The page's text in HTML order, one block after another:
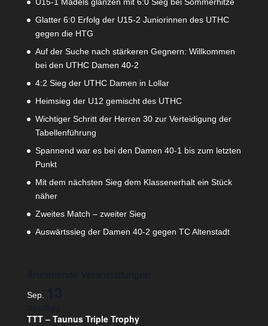
Glatter 6:0 Erfolg der U15-2 Juniorinnen des UTHC
gegen die HTG
Auf der Suche nach stärkeren Gegnern: Willkommen
bei den UTHC Damen 40-2
4:2 Sieg der UTHC Damen in Lollar
Heimsieg der U12 gemischt des UTHC
Wichtiger Schritt der Herren 30 zur Verteidigung der
Tabellenführung
Spannend war es bei den Damen 40-1 bis zum letzten
Punkt
Mit dem nächsten Sieg dem Klassenerhalt ein Stück
näher
Zweites Match – zweiter Sieg
Auswärtssieg der Damen 40-2 gegen TC Altenstadt
Sep.
TTT – Taunus Triple Trophy